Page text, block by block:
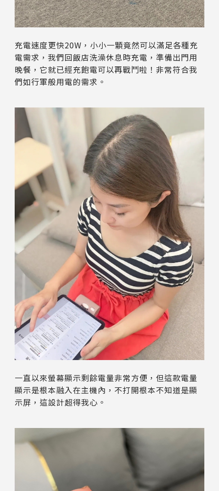
充電速度更快20W，小小一顆竟然可以滿足各種充
電需求，我們回飯店洗澡休息時充電，準備出門用
晚餐，它就已經充飽電可以再戰鬥啦！非常符合我
們如行軍般用電的需求。
一直以來螢幕顯示剩餘電量非常方便，但這款電量
顯示是根本融入在主機內，不打開根本不知道是顯
示屏，這設計超得我心。